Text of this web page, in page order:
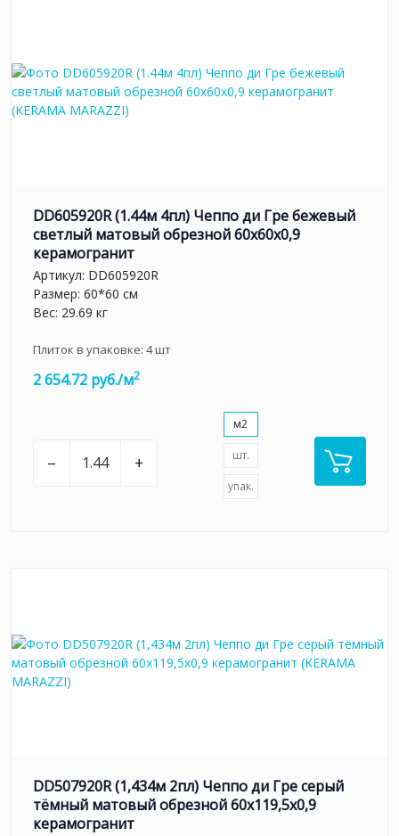
DD605920R (1.44м 4пл) Чеппо ди Гре бежевый
светлый матовый обрезной 60x60x0,9
керамогранит
Артикул: DD605920R
Размер: 60*60 см
Вес: 29.69 кг
Плиток в упаковке: 4шт
2 654.72 руб./м2
– +
м2
шт.
упак.
DD507920R (1,434м 2пл) Чеппо ди Гре серый
тёмный матовый обрезной 60x119,5x0,9
керамогранит